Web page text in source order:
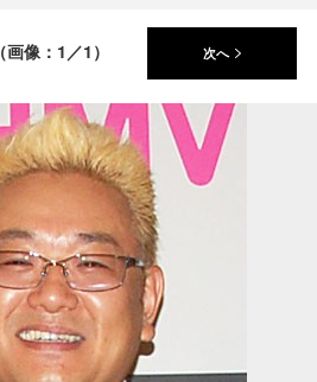
（画像：1／1） 次へ